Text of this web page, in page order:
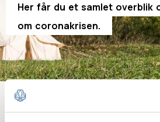
Her får du et samlet overblik
om coronakrisen.
Har I brug for vejledning?